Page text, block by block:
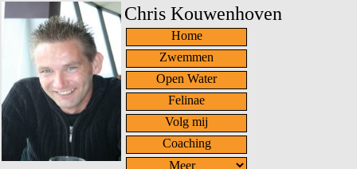
Chris Kouwenhoven
Home
Zwemmen
Open Water
Felinae
Volg mij
Coaching